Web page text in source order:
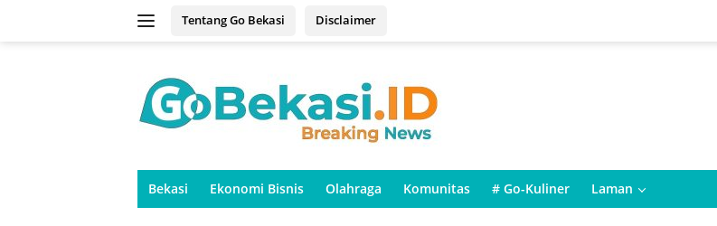
Tentang Go Bekasi Disclaimer
Bekasi Ekonomi Bisnis Olahraga Komunitas # Go-Kuliner Laman